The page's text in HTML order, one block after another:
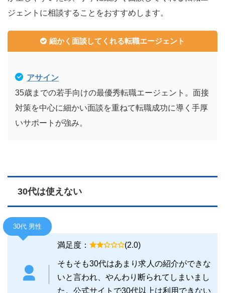
ジェントに相談することをおすすめします。
細かく面談してくれる転職エージェント
アサイン
35歳までの若手向けの最優秀転職エージェント。面接
対策を中心に細かい面談を重ねて転職成功に導く手厚
いサポートが強み。
30代は使えない
30代 男性
満足度： (2.0)
そもそも30代はあまり求人の紹介ができな
いと言われ、やんわり断られてしまいまし
た。公式サイトで30代以上は利用できない